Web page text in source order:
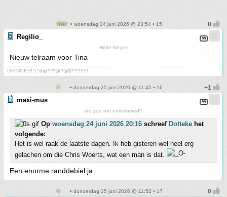
• woensdag 24 juni 2026 @ 23:54 • 15
Regilio_
Witte Neger
Nieuw telraam voor Tina
OH NOES!!1*&@^!!*@!!@$*^!!!!!!!!
• donderdag 25 juni 2026 @ 11:45 • 16
maxi-mus
are you not entertained?
Op woensdag 24 juni 2026 20:16 schreef Dotteke het
volgende:
Het is wel raak de laatste dagen. Ik heb gisteren wel heel erg
gelachen om die Chris Woerts, wat een man is dat.
Een enorme randdebiel ja.
• donderdag 25 juni 2026 @ 11:52 • 17